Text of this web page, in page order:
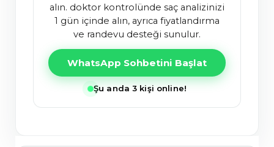
alın. doktor kontrolünde saç analizinizi
1 gün içinde alın, ayrıca fiyatlandırma
ve randevu desteği sunulur.
WhatsApp Sohbetini Başlat
Şu anda 3 kişi online!